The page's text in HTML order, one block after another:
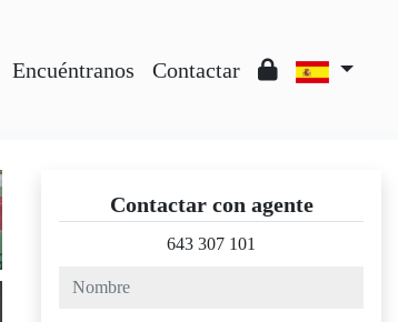
Encuéntranos Contactar
Contactar con agente
643 307 101
nombre